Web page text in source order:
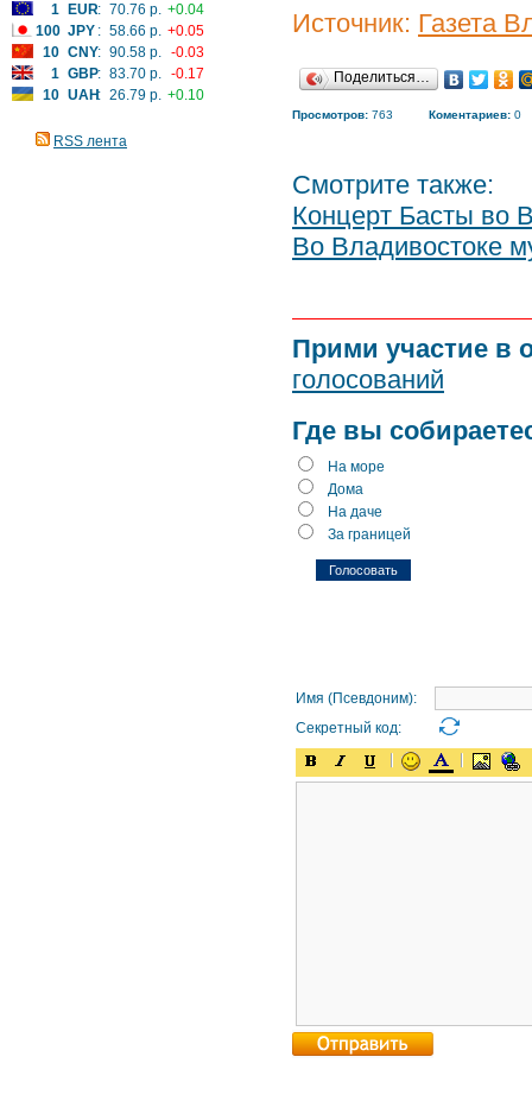
1
EUR: 70.76 р. +0.04
100 JPY : 58.66 р. +0.05
10 CNY: 90.58 р. -0.03
1 GBP: 83.70 р. -0.17
10 UAH: 26.79 р. +0.10
RSS лента
Источник: Газета
Поделиться…
Просмотров: 763 Коментариев: 0
Смотрите также:
Концерт Басты во
Во Владивостоке
Прими участие в
голосований
Где вы
На море
Дома
На даче
За границей
Имя (Псевдоним):
Секретный код: